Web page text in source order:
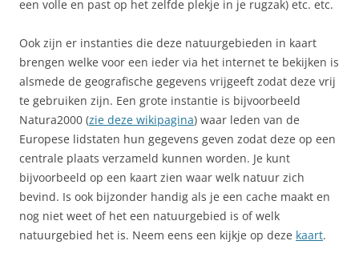
een volle en past op het zelfde plekje in je rugzak) etc. etc.
Ook zijn er instanties die deze natuurgebieden in kaart
brengen welke voor een ieder via het internet te bekijken is
alsmede de geografische gegevens vrijgeeft zodat deze vrij
te gebruiken zijn. Een grote instantie is bijvoorbeeld
Natura2000 (zie deze wikipagina) waar leden van de
Europese lidstaten hun gegevens geven zodat deze op een
centrale plaats verzameld kunnen worden. Je kunt
bijvoorbeeld op een kaart zien waar welk natuur zich
bevind. Is ook bijzonder handig als je een cache maakt en
nog niet weet of het een natuurgebied is of welk
natuurgebied het is. Neem eens een kijkje op deze kaart.